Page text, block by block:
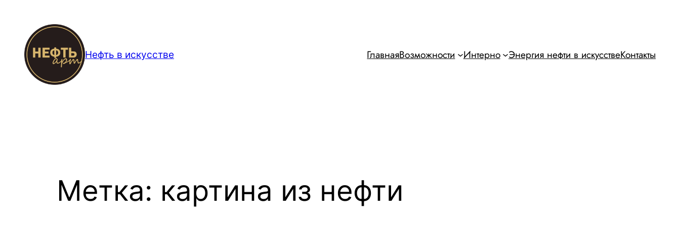
содержимому
Нефть в искусстве ГлавнаяВозможности Интерно Энергия нефти в искусствеКонтакты
Метка: картина из нефти